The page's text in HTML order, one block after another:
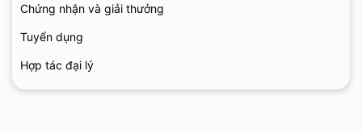
Chứng nhận và giải thưởng
Tuyển dụng
Hợp tác đại lý